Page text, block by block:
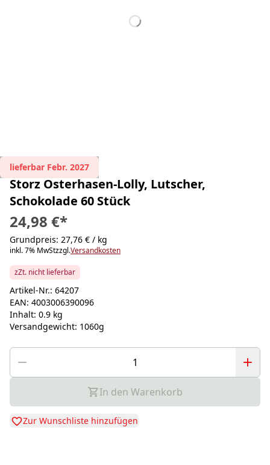
lieferbar Febr. 2027
Storz Osterhasen-Lolly, Lutscher,
Schokolade 60 Stück
24,98 €*
Grundpreis: 27,76 € / kg
inkl. 7% MwStzzgl.Versandkosten
zZt. nicht lieferbar
Artikel-Nr.: 64207
EAN: 4003006390096
Inhalt: 0.9 kg
Versandgewicht: 1060g
In den Warenkorb
Zur Wunschliste hinzufügen